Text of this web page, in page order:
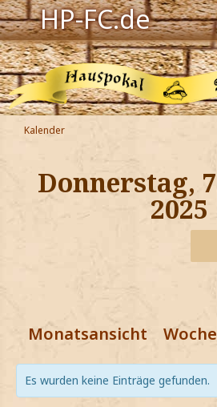
HP-FC.de
Navigation
Harry Potter
Der HP-FC
Hogwarts
Zauberwelt
Jetzt Fanclub-
Kalender
Donnerstag,
2025
Monatsansicht
Es wurden keine Einträge gefunden.